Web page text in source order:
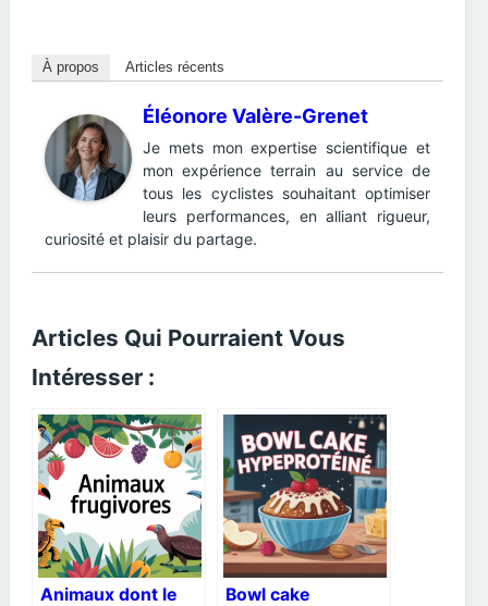
À propos Articles récents
Éléonore Valère-Grenet
Je mets mon expertise scientifique et
mon expérience terrain au service de
tous les cyclistes souhaitant optimiser
leurs performances, en alliant rigueur,
curiosité et plaisir du partage.
Articles Qui Pourraient Vous
Intéresser :
Animaux dont le
Bowl cake